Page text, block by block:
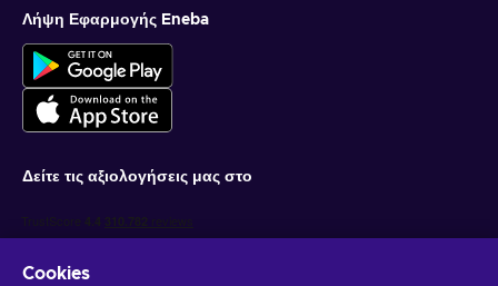
Λήψη Εφαρμογής Eneba
Δείτε τις αξιολογήσεις μας στο
Cookies